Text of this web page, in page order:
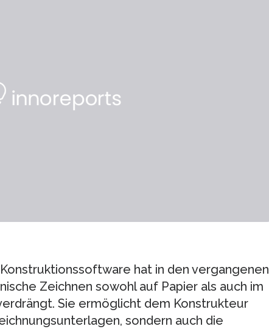
hat in den vergangenen
Zeichnen sowohl auf Papier als auch im
Sie ermöglicht dem Konstrukteur
sondern auch die